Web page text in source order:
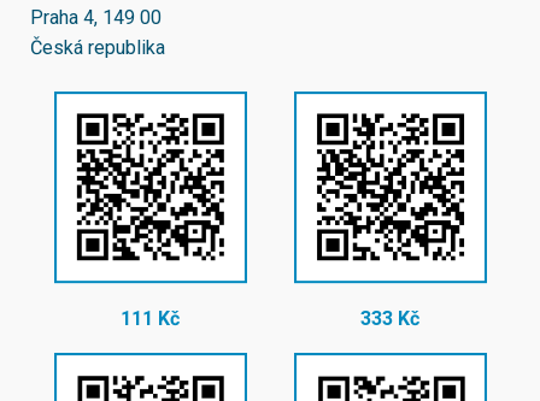
Praha 4, 149 00
Česká republika
111 Kč 333 Kč